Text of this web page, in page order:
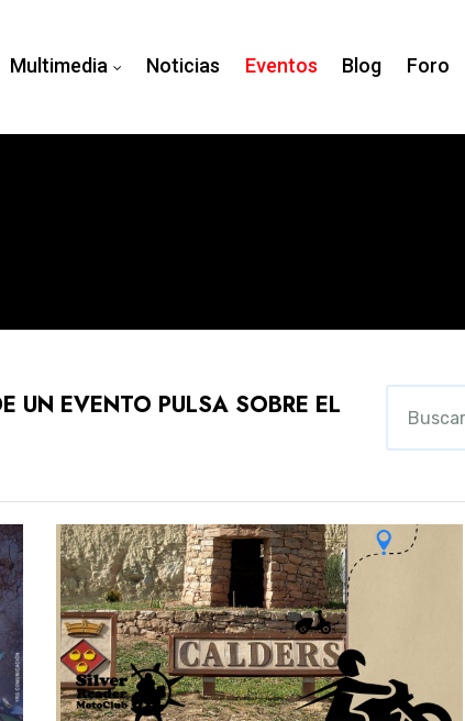
Multimedia Noticias Eventos Blog Foro
UN EVENTO PULSA SOBRE EL